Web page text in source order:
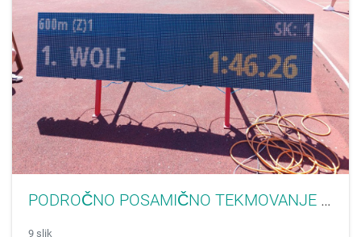
PODROČNO POSAMIČNO TEKMOVANJE V ATLETIKI
9 slik